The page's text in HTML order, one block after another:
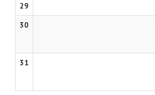
29
30
31